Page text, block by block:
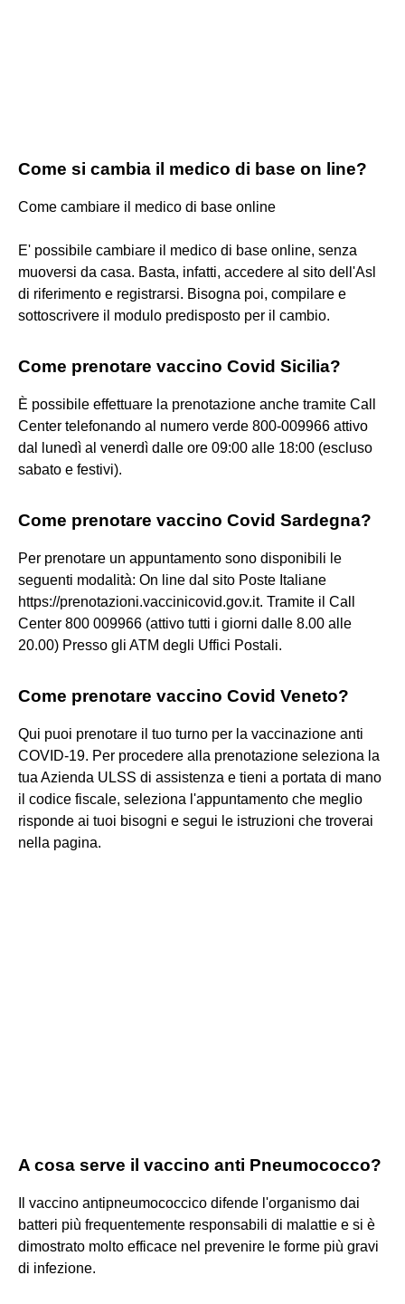
Come si cambia il medico di base on line?
Come cambiare il medico di base online
E' possibile cambiare il medico di base online, senza
muoversi da casa. Basta, infatti, accedere al sito dell'Asl
di riferimento e registrarsi. Bisogna poi, compilare e
sottoscrivere il modulo predisposto per il cambio.
Come prenotare vaccino Covid Sicilia?
È possibile effettuare la prenotazione anche tramite Call
Center telefonando al numero verde 800-009966 attivo
dal lunedì al venerdì dalle ore 09:00 alle 18:00 (escluso
sabato e festivi).
Come prenotare vaccino Covid Sardegna?
Per prenotare un appuntamento sono disponibili le
seguenti modalità: On line dal sito Poste Italiane
https://prenotazioni.vaccinicovid.gov.it. Tramite il Call
Center 800 009966 (attivo tutti i giorni dalle 8.00 alle
20.00) Presso gli ATM degli Uffici Postali.
Come prenotare vaccino Covid Veneto?
Qui puoi prenotare il tuo turno per la vaccinazione anti
COVID-19. Per procedere alla prenotazione seleziona la
tua Azienda ULSS di assistenza e tieni a portata di mano
il codice fiscale, seleziona l'appuntamento che meglio
risponde ai tuoi bisogni e segui le istruzioni che troverai
nella pagina.
A cosa serve il vaccino anti Pneumococco?
Il vaccino antipneumococcico difende l'organismo dai
batteri più frequentemente responsabili di malattie e si è
dimostrato molto efficace nel prevenire le forme più gravi
di infezione.